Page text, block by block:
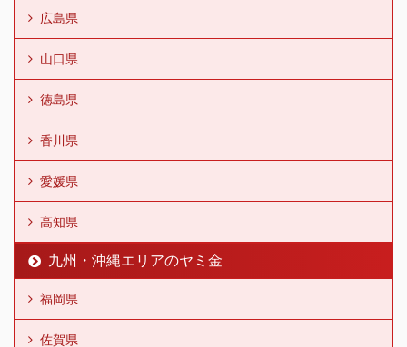
広島県
山口県
徳島県
香川県
愛媛県
高知県
九州・沖縄エリアのヤミ金
福岡県
佐賀県